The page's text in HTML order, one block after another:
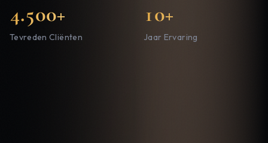
4.500+
Tevreden Cliënten
10+
Jaar Ervaring